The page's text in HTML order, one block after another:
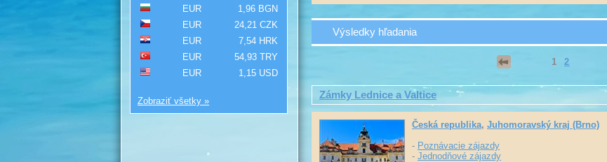
Výsledky hľadania
1 2
Zámky Lednice a Valtice
Česká republika, Juhomoravský kraj (Brno)
- Poznávacie zájazdy
- Jednodňové zájazdy
EUR
1,96 BGN
EUR
24,21 CZK
EUR
7,54 HRK
EUR
54,93 TRY
EUR
1,15 USD
Zobraziť všetky »